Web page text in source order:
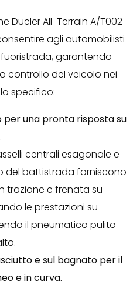
Dueler All-Terrain A/T002
agli automobilisti
garantendo
controllo del veicolo nei
specifico:
una pronta risposta su
centrali esagonale e
del battistrada forniscono
trazione e frenata su
le prestazioni su
il pneumatico pulito
e sul bagnato per il
e in curva.